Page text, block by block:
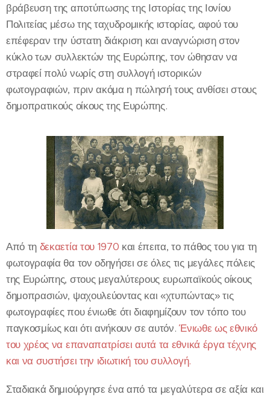
βράβευση της αποτύπωσης της Ιστορίας της Ιονίου
Πολιτείας μέσω της ταχυδρομικής ιστορίας, αφού του
επέφεραν την ύστατη διάκριση και αναγνώριση στον
κύκλο των συλλεκτών της Ευρώπης, τον ώθησαν να
στραφεί πολύ νωρίς στη συλλογή ιστορικών
φωτογραφιών, πριν ακόμα η πώλησή τους ανθίσει στους
δημοπρατικούς οίκους της Ευρώπης.
Από τη δεκαετία του 1970 και έπειτα, το πάθος του για τη
φωτογραφία θα τον οδηγήσει σε όλες τις μεγάλες πόλεις
της Ευρώπης, στους μεγαλύτερους ευρωπαϊκούς οίκους
δημοπρασιών, ψαχουλεύοντας και «χτυπώντας» τις
φωτογραφίες που ένιωθε ότι διαφημίζουν τον τόπο του
παγκοσμίως και ότι ανήκουν σε αυτόν.Ένιωθε ως εθνικό
του χρέος να επαναπατρίσει αυτά τα εθνικά έργα τέχνης
και να συστήσει την ιδιωτική του συλλογή.
Σταδιακά δημιούργησε ένα από τα μεγαλύτερα σε αξία και